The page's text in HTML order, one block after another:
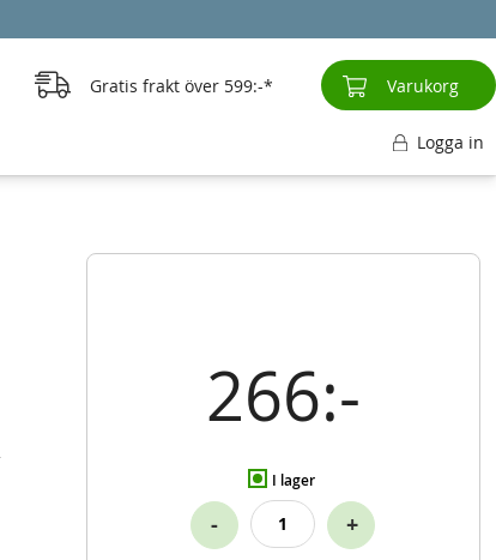
266:-
I lager
- +
Gratis frakt över 599:- Varukorg
Logga in